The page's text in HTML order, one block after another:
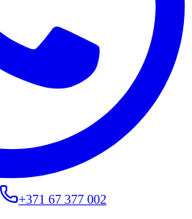
+371 67 377 002